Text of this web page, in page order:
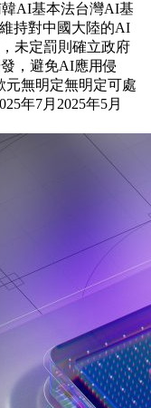
AI基本法台灣AI基
持對中國大陸的AI
未定罰則確立政府
，避免AI應用侵
元無明定無明定可處
年7月2025年5月